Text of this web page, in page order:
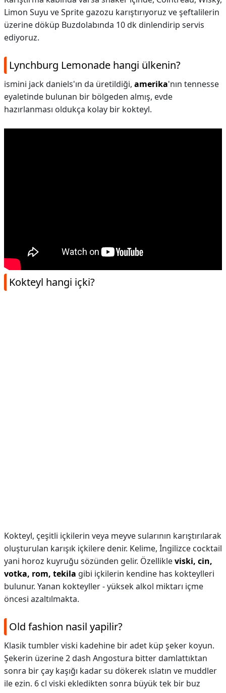
Limon Suyu ve Sprite gazozu karıştırıyoruz ve şeftalilerin
üzerine döküp Buzdolabında 10 dk dinlendirip servis
ediyoruz.
Lynchburg Lemonade hangi ülkenin?
ismini jack daniels'ın da üretildiği, amerika'nın tennesse
eyaletinde bulunan bir bölgeden almış, evde
hazırlanması oldukça kolay bir kokteyl.
Kokteyl hangi içki?
Kokteyl, çeşitli içkilerin veya meyve sularının karıştırılarak
oluşturulan karışık içkilere denir. Kelime, İngilizce cocktail
yani horoz kuyruğu sözünden gelir. Özellikleviski, cin,
votka, rom, tekila gibi içkilerin kendine has kokteylleri
bulunur. Yanan kokteyller - yüksek alkol miktarı içme
öncesi azaltılmakta.
Old fashion nasil yapilir?
Klasik tumbler viski kadehine bir adet küp şeker koyun.
Şekerin üzerine 2 dash Angostura bitter damlattıktan
sonra bir çay kaşığı kadar su dökerek ıslatın ve muddler
ile ezin. 6 cl viski ekledikten sonra büyük tek bir buz